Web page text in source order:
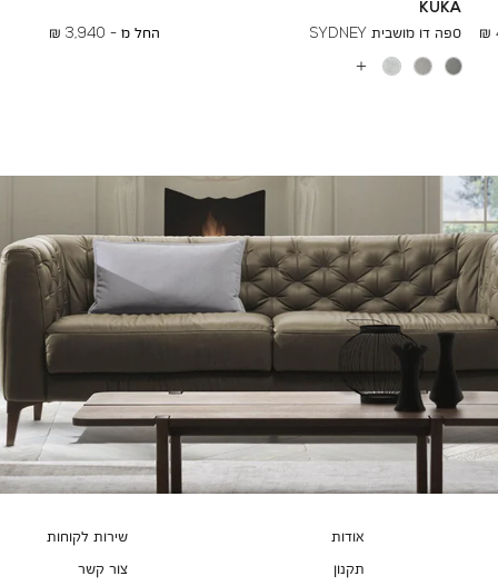
KUKA
ספה דו מושבית SYDNEY
החל מ - 3,940 ₪ To
6,950 ₪
אודות
תקנון
שירות לקוחות
צור קשר